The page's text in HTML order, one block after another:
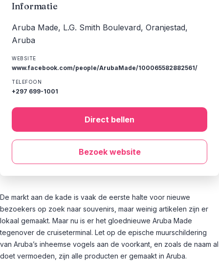
De markt aan de kade is vaak de eerste halte voor nieuwe
bezoekers op zoek naar souvenirs, maar weinig artikelen zijn er
lokaal gemaakt. Maar nu is er het gloednieuwe Aruba Made
tegenover de cruiseterminal. Let op de epische muurschildering
van Aruba’s inheemse vogels aan de voorkant, en zoals de naam al
doet vermoeden, zijn alle producten er gemaakt in Aruba.
Informatie
Aruba Made, L.G. Smith Boulevard, Oranjestad,
Aruba
WEBSITE
www.facebook.com/people/ArubaMade/100065582882561/
TELEFOON
+297 699-1001
Direct bellen
Bezoek website